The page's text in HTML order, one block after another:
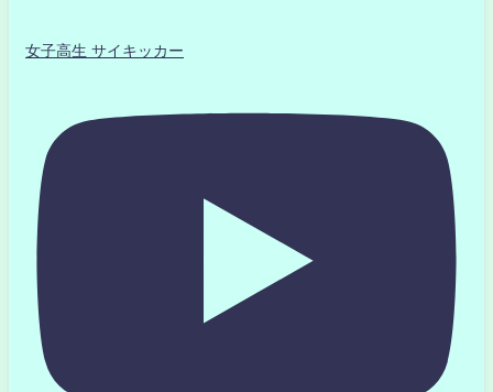
女子高生 サイキッカー